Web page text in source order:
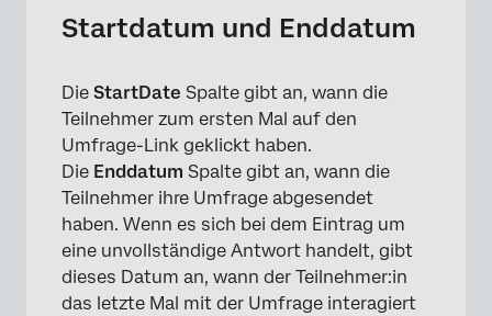
×
Startdatum und Enddatum
Die StartDate Spalte gibt an, wann die
Teilnehmer zum ersten Mal auf den
Umfrage-Link geklickt haben.
Die Enddatum Spalte gibt an, wann die
Teilnehmer ihre Umfrage abgesendet
haben. Wenn es sich bei dem Eintrag um
eine unvollständige Antwort handelt, gibt
dieses Datum an, wann der Teilnehmer:in
das letzte Mal mit der Umfrage interagiert